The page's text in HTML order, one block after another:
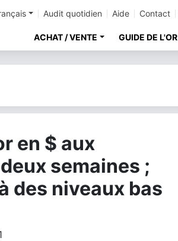
Audit quotidien Aide Contact
ACHAT / VENTE GUIDE DE L'OR
en $ aux
semaines ;
des niveaux bas